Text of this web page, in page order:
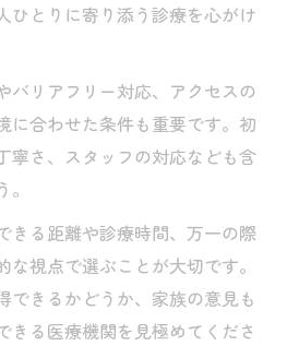
ひとりに寄り添う診療を心がけ
バリアフリー対応、アクセスの
に合わせた条件も重要です。初
寧さ、スタッフの対応なども含
きる距離や診療時間、万一の際
視点で選ぶことが大切です。
できるかどうか、家族の意見も
きる医療機関を見極めてくださ